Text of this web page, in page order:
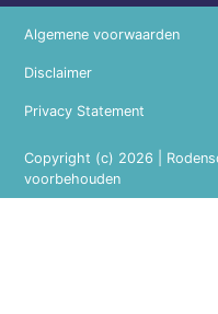
Copyright (c) 2026 |
voorbehouden
Algemene voorwaarden
Disclaimer
Privacy Statement